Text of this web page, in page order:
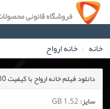
فروشگاه قانونی
خانه خانه ارواح
دانلود فیلم خانه ارواح با کیفیت 1080
سایز: